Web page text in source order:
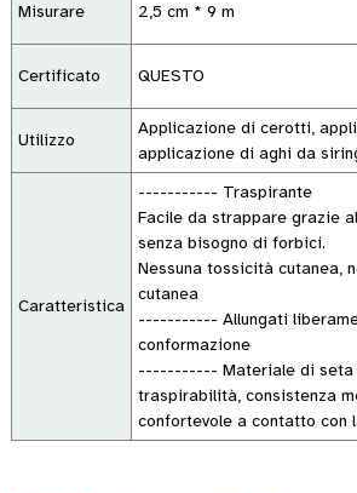
Misurare 2,5 cm * 9 m
Certificato QUESTO
Utilizzo
Applicazione di cerotti,
applicazione di aghi da
Caratteristica
----------- Traspirante
Facile da strappare grazie
senza bisogno di forbici.
Nessuna tossicità cutanea,
cutanea
----------- Allungati
conformazione
----------- Materiale di seta
traspirabilità, consistenza
confortevole a contatto con